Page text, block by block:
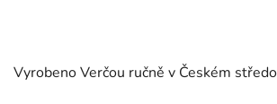
hvězdiček.
Vyrobeno Verčou ručně v Českém